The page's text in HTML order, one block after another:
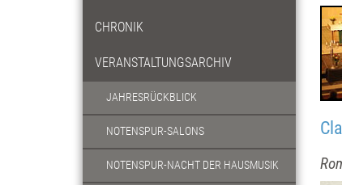
CHRONIK
VERANSTALTUNGSARCHIV
JAHRESRÜCKBLICK
NOTENSPUR-SALONS
NOTENSPUR-NACHT DER HAUSMUSIK